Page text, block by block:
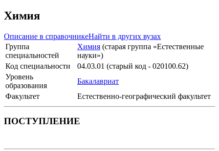
Химия
Описание в справочникеНайти в других вузах
Группа
специальностей
Химия (старая группа «Естественные
науки»)
Код специальности
04.03.01 (старый код - 020100.62)
Уровень
образования
Бакалавриат
Факультет
Естественно-географический факультет
ПОСТУПЛЕНИЕ